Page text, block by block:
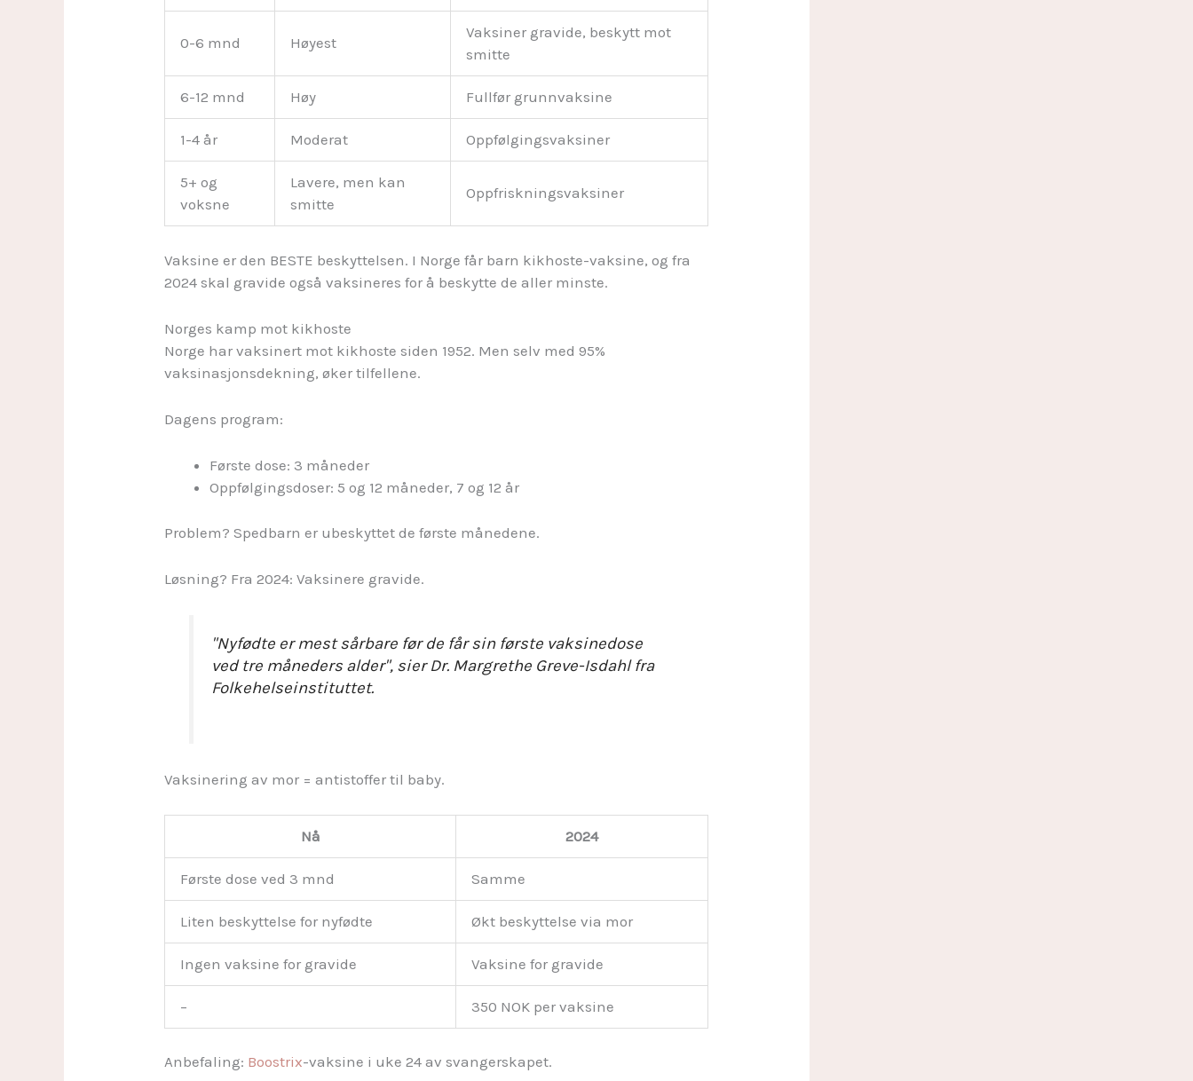
0-6 mnd Høyest
Vaksiner gravide, beskytt mot
smitte
6-12 mnd Høy Fullfør grunnvaksine
1-4 år Moderat Oppfølgingsvaksiner
5+ og
voksne
Lavere, men kan
smitte
Oppfriskningsvaksiner
Vaksine er den BESTE beskyttelsen. I Norge får barn kikhoste-vaksine, og fra
2024 skal gravide også vaksineres for å beskytte de aller minste.
Norges kamp mot kikhoste
Norge har vaksinert mot kikhoste siden 1952. Men selv med 95%
vaksinasjonsdekning, øker tilfellene.
Dagens program:
Første dose: 3 måneder
Oppfølgingsdoser: 5 og 12 måneder, 7 og 12 år
Problem? Spedbarn er ubeskyttet de første månedene.
Løsning? Fra 2024: Vaksinere gravide.
"Nyfødte er mest sårbare før de får sin første vaksinedose
ved tre måneders alder", sier Dr. Margrethe Greve-Isdahl fra
Folkehelseinstituttet.
Vaksinering av mor = antistoffer til baby.
Nå 2024
Første dose ved 3 mnd Samme
Liten beskyttelse for nyfødte Økt beskyttelse via mor
Ingen vaksine for gravide Vaksine for gravide
– 350 NOK per vaksine
Anbefaling: Boostrix-vaksine i uke 24 av svangerskapet.